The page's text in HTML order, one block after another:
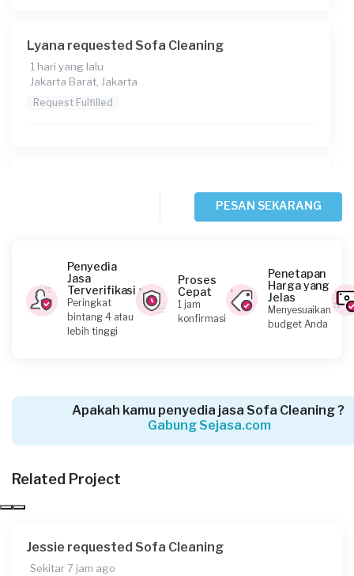
Lyana requested Sofa Cleaning
1 hari yang lalu
Jakarta Barat, Jakarta
Request Fulfilled
Septian requested Sofa Cleaning
6 hari yang lalu
8 hari yang lalu
Jakarta Timur, Jakarta
PESAN SEKARANG
Penyedia
Jasa
Terverifikasi
Peringkat
bintang 4 atau
lebih tinggi
Proses
Cepat
1 jam
konfirmasi
Penetapan
Harga yang
Jelas
Menyesuaikan
budget Anda
Apakah kamu penyedia jasa Sofa Cleaning ?
Gabung Sejasa.com
Related Project
Jessie requested Sofa Cleaning
Sekitar 7 jam ago